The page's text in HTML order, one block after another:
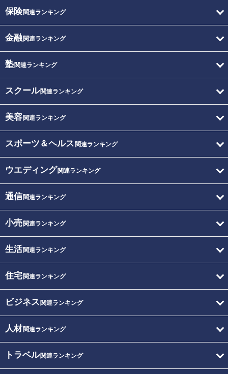
保険関連ランキング
金融関連ランキング
塾関連ランキング
スクール関連ランキング
美容関連ランキング
スポーツ＆ヘルス 関連ランキング
ウエディング関連ランキング
通信関連ランキング
小売関連ランキング
生活関連ランキング
住宅関連ランキング
ビジネス 関連ランキング
人材関連ランキング
トラベル関連ランキング